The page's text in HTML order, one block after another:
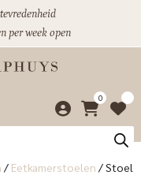
per week open
0
/ Eetkamerstoelen /Stoel